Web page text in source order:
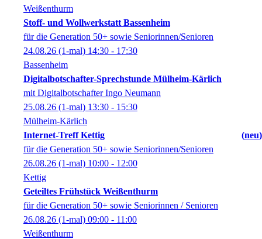
Weißenthurm
Stoff- und Wollwerkstatt Bassenheim
für die Generation 50+ sowie Seniorinnen/Senioren
24.08.26 (1-mal) 14:30 - 17:30
Bassenheim
Digitalbotschafter-Sprechstunde Mülheim-Kärlich
mit Digitalbotschafter Ingo Neumann
25.08.26 (1-mal) 13:30 - 15:30
Mülheim-Kärlich
Internet-Treff Kettig
neu
für die Generation 50+ sowie Seniorinnen/Senioren
26.08.26 (1-mal) 10:00 - 12:00
Kettig
Geteiltes Frühstück Weißenthurm
für die Generation 50+ sowie Seniorinnen / Senioren
26.08.26 (1-mal) 09:00 - 11:00
Weißenthurm